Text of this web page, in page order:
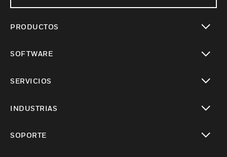
PRODUCTOS
SOFTWARE
SERVICIOS
INDUSTRIAS
SOPORTE